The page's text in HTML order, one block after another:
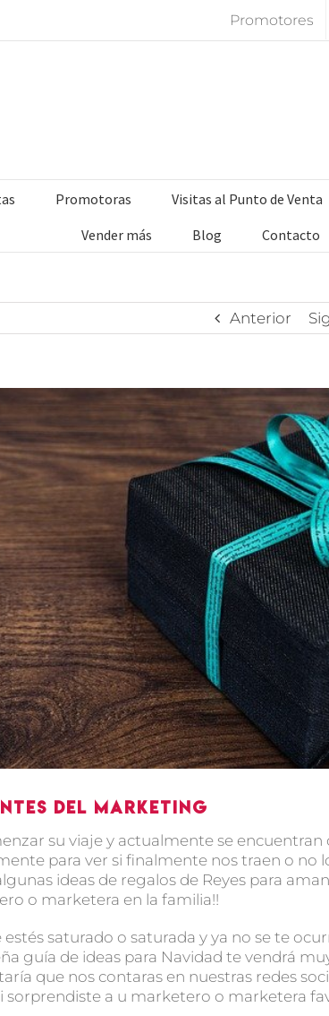
Promotores
Promotoras Visitas al Punto de Venta
Vender más
Blog Contacto
Anterior
del marketing
su viaje y actualmente se encuentran
para ver si finalmente nos traen o no
ideas de regalos de Reyes para
o marketera en la familia!!
saturado o saturada y ya no se te
guía de ideas para Navidad te vendrá
que nos contaras en nuestras redes
sorprendiste a u marketero o marketera